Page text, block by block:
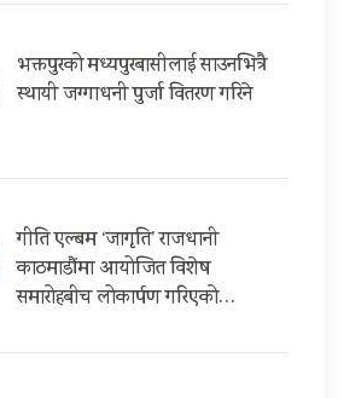
भक्तपुरको मध्यपुरबासीलाई साउनभित्रै
स्थायी जग्गाधनी पुर्जा वितरण गरिने
गीति एल्बम ‘जागृति’ राजधानी
काठमाडौंमा आयोजित विशेष
समारोहबीच लोकार्पण गरिएको…